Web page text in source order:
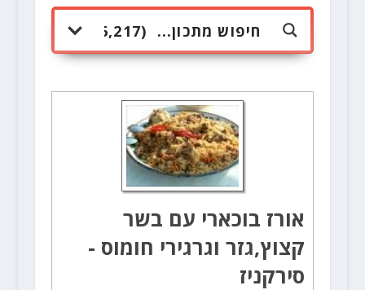
אורז בוכארי עם בשר
קצוץ,גזר וגרגירי חומוס -
סירקניז